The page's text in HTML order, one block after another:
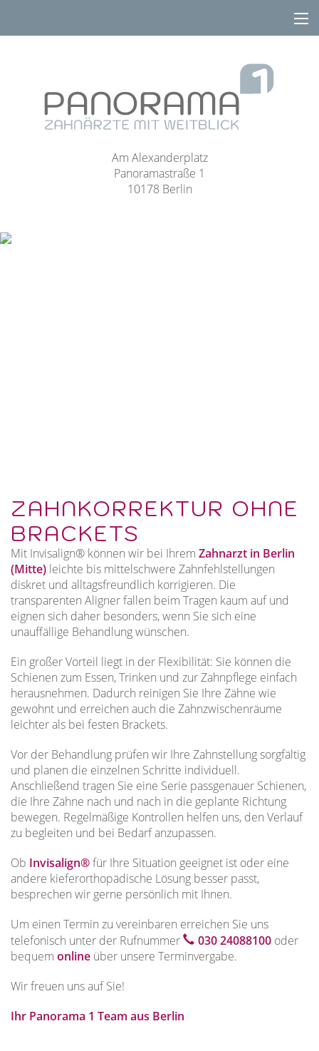
Am Alexanderplatz
Panoramastraße 1
10178 Berlin
ZAHNKORREKTUR OHNE
BRACKETS
Mit Invisalign® können wir bei Ihrem Zahnarzt in Berlin
(Mitte) leichte bis mittelschwere Zahnfehlstellungen
diskret und alltagsfreundlich korrigieren. Die
transparenten Aligner fallen beim Tragen kaum auf und
eignen sich daher besonders, wenn Sie sich eine
unauffällige Behandlung wünschen.
Ein großer Vorteil liegt in der Flexibilität: Sie können die
Schienen zum Essen, Trinken und zur Zahnpflege einfach
herausnehmen. Dadurch reinigen Sie Ihre Zähne wie
gewohnt und erreichen auch die Zahnzwischenräume
leichter als bei festen Brackets.
Vor der Behandlung prüfen wir Ihre Zahnstellung sorgfältig
und planen die einzelnen Schritte individuell.
Anschließend tragen Sie eine Serie passgenauer Schienen,
die Ihre Zähne nach und nach in die geplante Richtung
bewegen. Regelmäßige Kontrollen helfen uns, den Verlauf
zu begleiten und bei Bedarf anzupassen.
Ob Invisalign®für Ihre Situation geeignet ist oder eine
andere kieferorthopädische Lösung besser passt,
besprechen wir gerne persönlich mit Ihnen.
Um einen Termin zu vereinbaren erreichen Sie uns
telefonisch unter der Rufnummer
030 24088100 oder
bequem online über unsere Terminvergabe.
Wir freuen uns auf Sie!
Ihr Panorama 1 Team aus Berlin